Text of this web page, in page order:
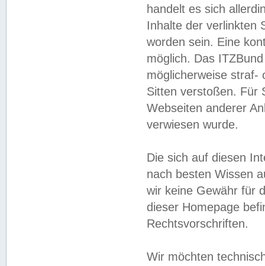
handelt es sich
Inhalte der verlinkten
worden sein. Eine
möglich. Das
möglicherweise straf-
Sitten verstoßen. Für
Webseiten anderer
verwiesen wurde.
Die sich auf diesen
nach besten Wissen
wir keine Gewähr für
dieser Homepage
Rechtsvorschriften.
Wir möchten